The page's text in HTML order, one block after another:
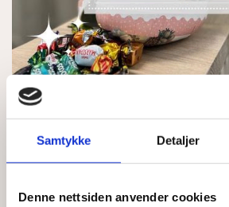
Samtykke Detaljer
Denne nettsiden anvender cookies
20/03/2024
Giveaway☀️